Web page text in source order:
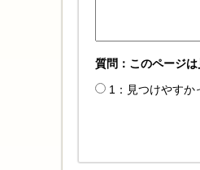
質問：このページ
1：見つけやすか